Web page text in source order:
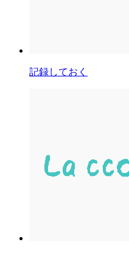
記録しておく